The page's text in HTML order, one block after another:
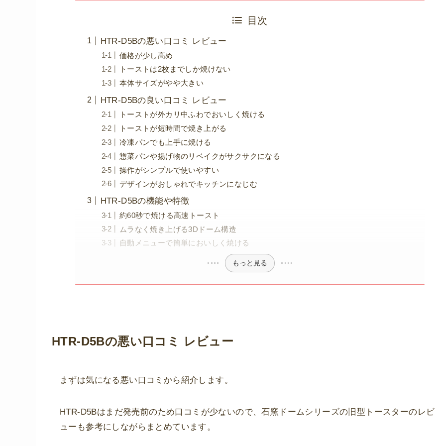
目次
HTR-D5Bの悪い口コミ レビュー
価格が少し高め
トーストは2枚までしか焼けない
本体サイズがやや大きい
HTR-D5Bの良い口コミ レビュー
トーストが外カリ中ふわでおいしく焼ける
トーストが短時間で焼き上がる
冷凍パンでも上手に焼ける
惣菜パンや揚げ物のリベイクがサクサクになる
操作がシンプルで使いやすい
デザインがおしゃれでキッチンになじむ
HTR-D5Bの機能や特徴
約60秒で焼ける高速トースト
ムラなく焼き上げる3Dドーム構造
自動メニューで簡単においしく焼ける
もっと見る
HTR-D5Bの悪い口コミ レビュー
まずは気になる悪い口コミから紹介します。
HTR-D5Bはまだ発売前のため口コミが少ないので、石窯ドームシリーズの旧型トースターのレビ
ューも参考にしながらまとめています。